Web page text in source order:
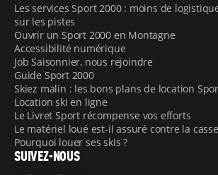
Les services Sport 2000 : moins de
sur les pistes
Ouvrir un Sport 2000 en Montagne
Accessibilité numérique
Job Saisonnier, nous rejoindre
Guide Sport 2000
Skiez malin : les bons plans de location
Location ski en ligne
Le Livret Sport récompense vos efforts
Le matériel loué est-il assuré contre la
Pourquoi louer ses skis ?
SUIVEZ-NOUS